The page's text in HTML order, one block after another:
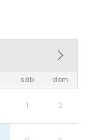
sáb dom
1 2